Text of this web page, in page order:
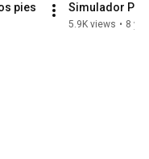
pies
Simulador
5.9K views • 8